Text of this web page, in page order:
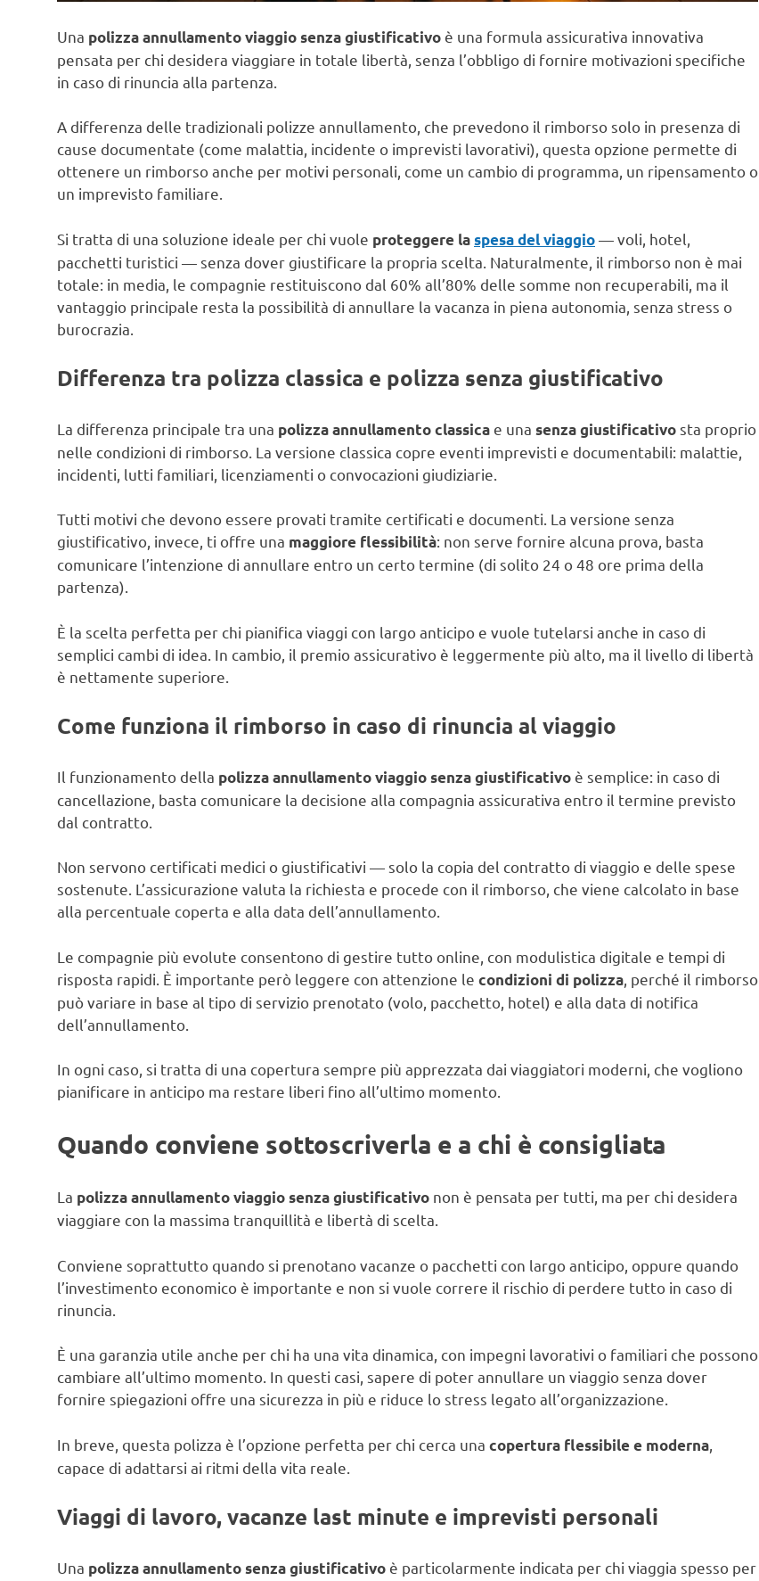
Una polizza annullamento viaggio senza giustificativo è una formula assicurativa innovativa
pensata per chi desidera viaggiare in totale libertà, senza l’obbligo di fornire motivazioni specifiche
in caso di rinuncia alla partenza.
A differenza delle tradizionali polizze annullamento, che prevedono il rimborso solo in presenza di
cause documentate (come malattia, incidente o imprevisti lavorativi), questa opzione permette di
ottenere un rimborso anche per motivi personali, come un cambio di programma, un ripensamento o
un imprevisto familiare.
Si tratta di una soluzione ideale per chi vuole proteggere laspesa del viaggio— voli, hotel,
pacchetti turistici — senza dover giustificare la propria scelta. Naturalmente, il rimborso non è mai
totale: in media, le compagnie restituiscono dal 60% all’80% delle somme non recuperabili, ma il
vantaggio principale resta la possibilità di annullare la vacanza in piena autonomia, senza stress o
burocrazia.
Differenza tra polizza classica e polizza senza giustificativo
La differenza principale tra una polizza annullamento classica e una senza giustificativo sta proprio
nelle condizioni di rimborso. La versione classica copre eventi imprevisti e documentabili: malattie,
incidenti, lutti familiari, licenziamenti o convocazioni giudiziarie.
Tutti motivi che devono essere provati tramite certificati e documenti. La versione senza
giustificativo, invece, ti offre una maggiore flessibilità: non serve fornire alcuna prova, basta
comunicare l’intenzione di annullare entro un certo termine (di solito 24 o 48 ore prima della
partenza).
È la scelta perfetta per chi pianifica viaggi con largo anticipo e vuole tutelarsi anche in caso di
semplici cambi di idea. In cambio, il premio assicurativo è leggermente più alto, ma il livello di libertà
è nettamente superiore.
Come funziona il rimborso in caso di rinuncia al viaggio
Il funzionamento della polizza annullamento viaggio senza giustificativo è semplice: in caso di
cancellazione, basta comunicare la decisione alla compagnia assicurativa entro il termine previsto
dal contratto.
Non servono certificati medici o giustificativi — solo la copia del contratto di viaggio e delle spese
sostenute. L’assicurazione valuta la richiesta e procede con il rimborso, che viene calcolato in base
alla percentuale coperta e alla data dell’annullamento.
Le compagnie più evolute consentono di gestire tutto online, con modulistica digitale e tempi di
risposta rapidi. È importante però leggere con attenzione le condizioni di polizza , perché il rimborso
può variare in base al tipo di servizio prenotato (volo, pacchetto, hotel) e alla data di notifica
dell’annullamento.
In ogni caso, si tratta di una copertura sempre più apprezzata dai viaggiatori moderni, che vogliono
pianificare in anticipo ma restare liberi fino all’ultimo momento.
Quando conviene sottoscriverla e a chi è consigliata
La polizza annullamento viaggio senza giustificativo non è pensata per tutti, ma per chi desidera
viaggiare con la massima tranquillità e libertà di scelta.
Conviene soprattutto quando si prenotano vacanze o pacchetti con largo anticipo, oppure quando
l’investimento economico è importante e non si vuole correre il rischio di perdere tutto in caso di
rinuncia.
È una garanzia utile anche per chi ha una vita dinamica, con impegni lavorativi o familiari che possono
cambiare all’ultimo momento. In questi casi, sapere di poter annullare un viaggio senza dover
fornire spiegazioni offre una sicurezza in più e riduce lo stress legato all’organizzazione.
In breve, questa polizza è l’opzione perfetta per chi cerca una copertura flessibile e moderna
capace di adattarsi ai ritmi della vita reale.
Viaggi di lavoro, vacanze last minute e imprevisti personali
Una polizza annullamento senza giustificativo è particolarmente indicata per chi viaggia spesso per